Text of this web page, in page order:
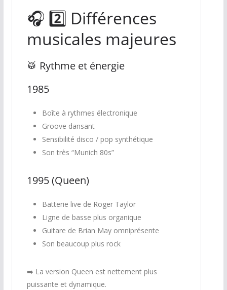
🎧 2️⃣ Différences
musicales majeures
🥁 Rythme et énergie
1985
Boîte à rythmes électronique
Groove dansant
Sensibilité disco / pop synthétique
Son très “Munich 80s”
1995 (Queen)
Batterie live de Roger Taylor
Ligne de basse plus organique
Guitare de Brian May omniprésente
Son beaucoup plus rock
➡️ La version Queen est nettement plus
puissante et dynamique.